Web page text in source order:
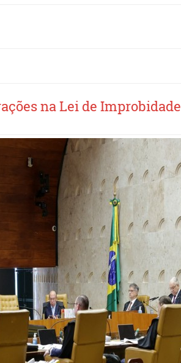
na Lei de Improbidade